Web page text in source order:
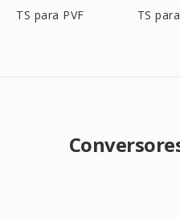
TS para PVF TS